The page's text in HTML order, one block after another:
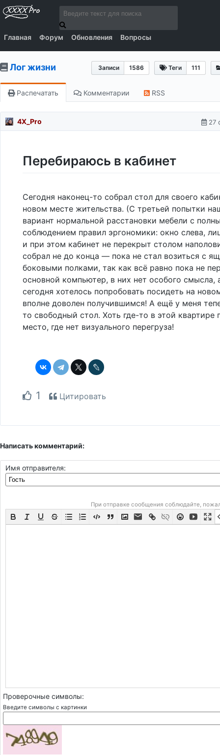
Главная Форум Обновления Вопросы
Записи 1586 Теги 111
Лог жизни
Распечатать Комментарии RSS
4X_Pro 27
Перебираюсь в кабинет
Сегодня наконец-то собрал стол для своего
новом месте жительства. (С третьей попытки
вариант нормальной расстановки мебели с
соблюдением правил эргономики: окно слева,
и при этом кабинет не перекрыт столом
собрал не до конца — пока не стал возиться с
боковыми полками, так как всё равно пока не
основной компьютер, в них нет особого смысла,
сегодня хотелось попробовать посидеть на
вполне доволен получившимся! А ещё у меня
то свободный стол. Хоть где-то в этой квартире
место, где нет визуального перегруза!
1 Цитировать
Написать комментарий:
Имя отправителя:
При отправке сообщения соблюдайте,
Проверочные символы:
Введите символы с картинки